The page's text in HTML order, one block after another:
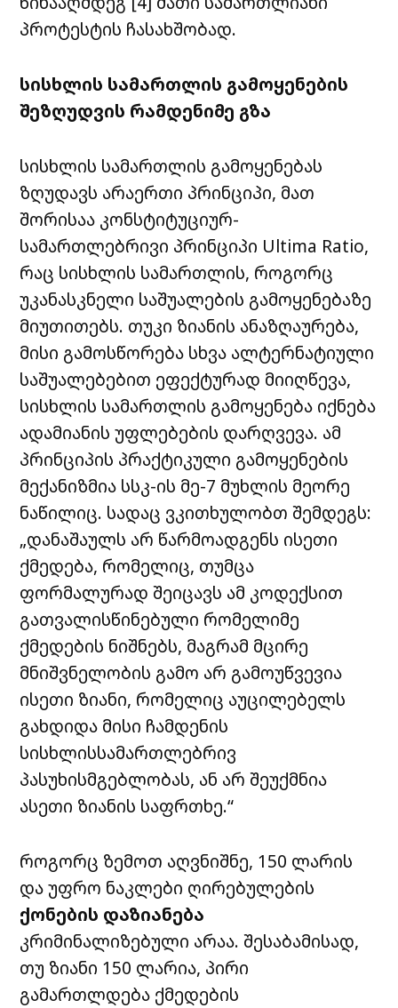
პროტესტის ჩასახშობად.
სისხლის სამართლის გამოყენების
შეზღუდვის რამდენიმე გზა
სისხლის სამართლის გამოყენებას
ზღუდავს არაერთი პრინციპი, მათ
შორისაა კონსტიტუციურ-
სამართლებრივი პრინციპი Ultima Ratio,
რაც სისხლის სამართლის, როგორც
უკანასკნელი საშუალების გამოყენებაზე
მიუთითებს. თუკი ზიანის ანაზღაურება,
მისი გამოსწორება სხვა ალტერნატიული
საშუალებებით ეფექტურად მიიღწევა,
სისხლის სამართლის გამოყენება იქნება
ადამიანის უფლებების დარღვევა. ამ
პრინციპის პრაქტიკული გამოყენების
მექანიზმია სსკ-ის მე-7 მუხლის მეორე
ნაწილიც. სადაც ვკითხულობთ შემდეგს:
„დანაშაულს არ წარმოადგენს ისეთი
ქმედება, რომელიც, თუმცა
ფორმალურად შეიცავს ამ კოდექსით
გათვალისწინებული რომელიმე
ქმედების ნიშნებს, მაგრამ მცირე
მნიშვნელობის გამო არ გამოუწვევია
ისეთი ზიანი, რომელიც აუცილებელს
გახდიდა მისი ჩამდენის
სისხლისსამართლებრივ
პასუხისმგებლობას, ან არ შეუქმნია
ასეთი ზიანის საფრთხე.“
როგორც ზემოთ აღვნიშნე, 150 ლარის
და უფრო ნაკლები ღირებულების
ქონების დაზიანება
კრიმინალიზებული არაა. შესაბამისად,
თუ ზიანი 150 ლარია, პირი
გამართლდება ქმედების